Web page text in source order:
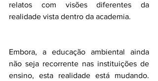
relatos com visões diferentes da
realidade vista dentro da academia.
Embora, a educação ambiental ainda
não seja recorrente nas instituições de
ensino, esta realidade está mudando.